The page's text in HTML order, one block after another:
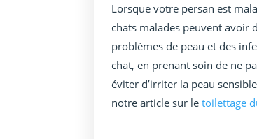
Lorsque votre persan est
chats malades peuvent avoir
problèmes de peau et des
chat, en prenant soin de ne
éviter d’irriter la peau
notre article sur letoilettage